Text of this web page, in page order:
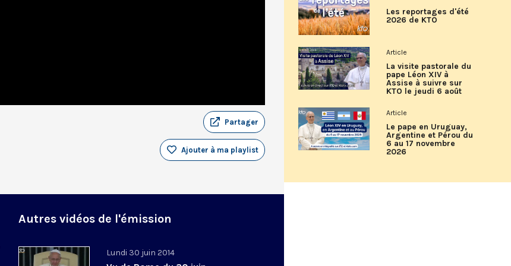
Partager
Ajouter à ma playlist
Autres vidéos de l'émission
Lundi 30 juin 2014
Les reportages d'été
2026 de KTO
Article
La visite pastorale du
pape Léon XIV à
Assise à suivre sur
KTO le jeudi 6 août
Article
Le pape en Uruguay,
Argentine et Pérou du
6 au 17 novembre
2026